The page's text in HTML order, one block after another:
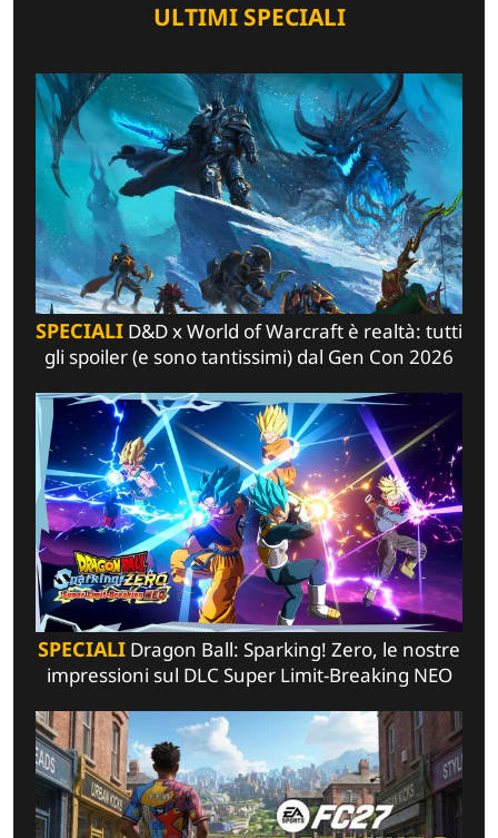
ULTIMI SPECIALI
SPECIALI D&D x World of Warcraft è realtà: tutti
gli spoiler (e sono tantissimi) dal Gen Con 2026
SPECIALI Dragon Ball: Sparking! Zero, le nostre
impressioni sul DLC Super Limit-Breaking NEO